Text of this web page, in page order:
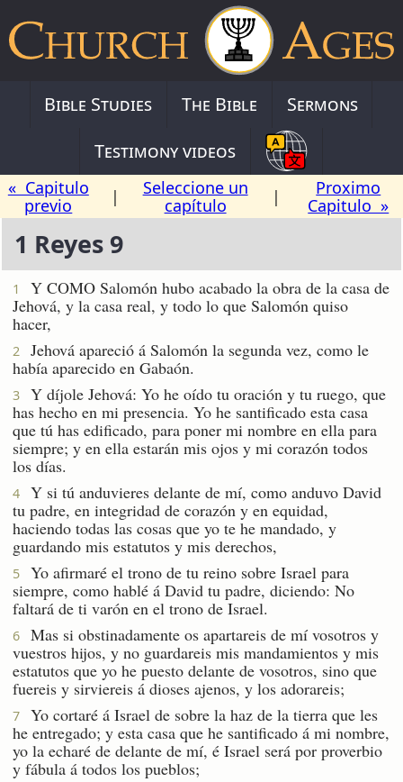
Bible Studies The Bible
Sermons
Testimony videos
« Capitulo
previo
|
Seleccione un
capítulo
|
Proximo
Capitulo »
1 Reyes 9
1
Y COMO Salomón hubo acabado la obra de la casa de
Jehová, y la casa real, y todo lo que Salomón quiso
hacer,
2
Jehová apareció á Salomón la segunda vez, como le
había aparecido en Gabaón.
3
Y díjole Jehová: Yo he oído tu oración y tu ruego, que
has hecho en mi presencia. Yo he santificado esta casa
que tú has edificado, para poner mi nombre en ella para
siempre; y en ella estarán mis ojos y mi corazón todos
los días.
4
Y si tú anduvieres delante de mí, como anduvo David
tu padre, en integridad de corazón y en equidad,
haciendo todas las cosas que yo te he mandado, y
guardando mis estatutos y mis derechos,
5
Yo afirmaré el trono de tu reino sobre Israel para
siempre, como hablé á David tu padre, diciendo: No
faltará de ti varón en el trono de Israel.
6
Mas si obstinadamente os apartareis de mí vosotros y
vuestros hijos, y no guardareis mis mandamientos y mis
estatutos que yo he puesto delante de vosotros, sino que
fuereis y sirviereis á dioses ajenos, y los adorareis;
7
Yo cortaré á Israel de sobre la haz de la tierra que les
he entregado; y esta casa que he santificado á mi nombre,
yo la echaré de delante de mí, é Israel será por proverbio
y fábula á todos los pueblos;